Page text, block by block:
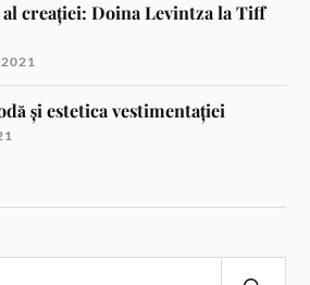
creației: Doina Levintza la Tiff
și estetica vestimentației